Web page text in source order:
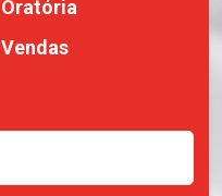
Oratória
Vendas